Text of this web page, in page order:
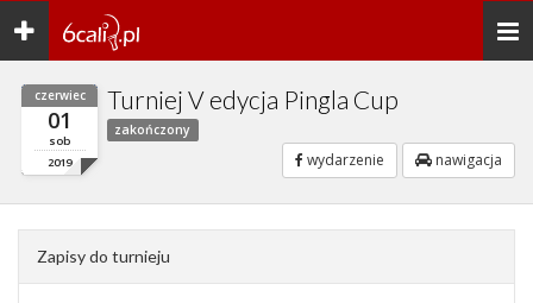
Toggle
navigation
czerwiec
01
sob
2019
Turniej V edycja Pingla Cup
zakończony
wydarzenie nawigacja
Zapisy do turnieju